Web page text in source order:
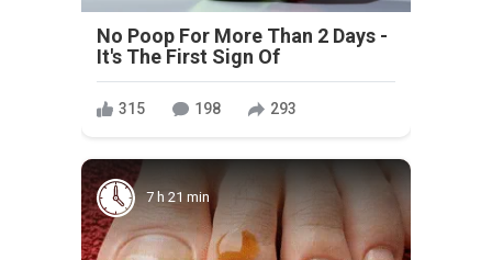
No Poop For More Than 2 Days -
It's The First Sign Of
315 198 293
7 h 21 min